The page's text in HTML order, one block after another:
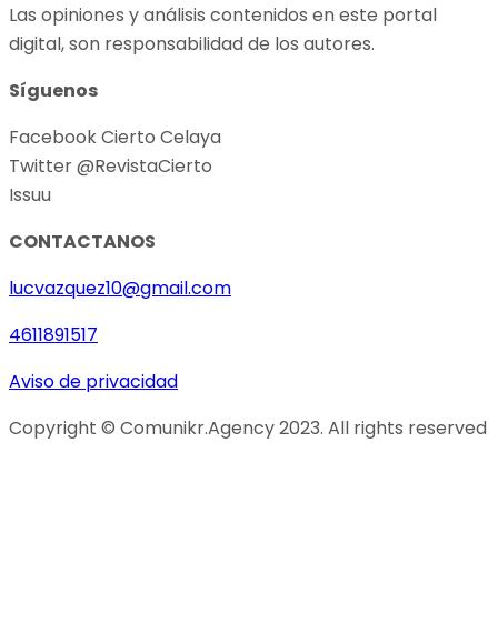
Las opiniones y análisis contenidos en este portal
digital, son responsabilidad de los autores.
Síguenos
Facebook Cierto Celaya
Twitter @RevistaCierto
Issuu
CONTACTANOS
lucvazquez10@gmail.com
4611891517
Aviso de privacidad
Copyright © Comunikr.Agency 2023. All rights reserved